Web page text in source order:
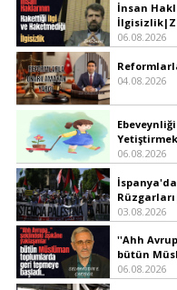
İnsan
06.08.2026
04.08.2026
06.08.2026
03.08.2026
''Ahh
bütün
06.08.2026